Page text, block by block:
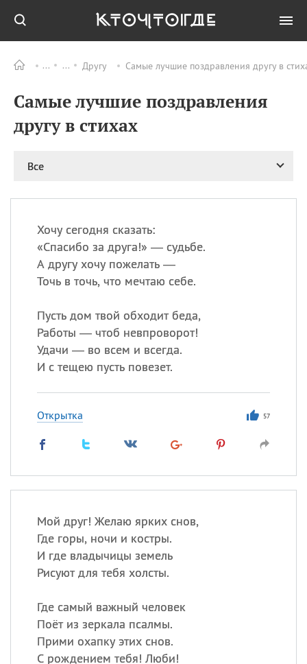
Другу Самые лучшие поздравления другу в
Самые лучшие поздравления
другу в стихах
Все
Хочу сегодня сказать:
«Спасибо за друга!» — судьбе.
А другу хочу пожелать —
Точь в точь, что мечтаю себе.
Пусть дом твой обходит беда,
Работы — чтоб невпроворот!
Удачи — во всем и всегда.
И с тещею пусть повезет.
Открытка 57
Мой друг! Желаю ярких снов,
Где горы, ночи и костры.
И где владычицы земель
Рисуют для тебя холсты.
Где самый важный человек
Поёт из зеркала псалмы.
Прими охапку этих снов.
С рождением тебя! Люби!
ПРАЗДНИКИ Все
08.08 День «Счастье
случается» (Happiness
великомученика
врачей и целителя
больных
09.08
День книголюбов (Book
ИМЕНА
Посмотреть значениеи
происхождение